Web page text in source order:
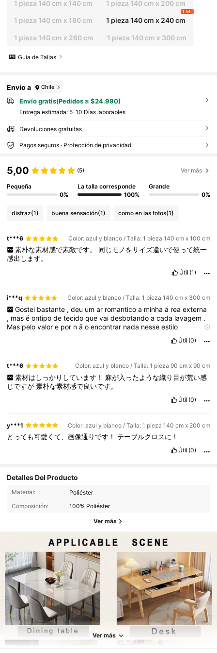
1 pieza 140 cm x 140 cm 1 pieza 140 cm x 200 cm
1 pieza 140 cm x 180 cm 1 pieza 140 cm x 240 cm
1 left
1 pieza 140 cm x 260 cm 1 pieza 140 cm x 300 cm
Guía de Tallas
Envío a Chile
Envío gratis(Pedidos ≥ $24.990)
Entrega estimada: 5-10 Días laborables
Devoluciones gratuitas
Pagos seguros · Protección de privacidad
5,00 (5) Ver más
Pequeña
0%
La talla corresponde
100%
Grande
0%
disfraz(1) buena sensación(1) como en las fotos(1)
t***6 Color: azul y blanco / Talla: 1 pieza 140 cm x 100 cm
素朴な素材感で素敵です。 同じモノをサイズ違いで使って統一
感出します。
Útil (1)
i***q Color: azul y blanco / Talla: 1 pieza 140 cm x 300 cm
Gostei bastante , deu um ar romantico a minha á rea externa
, maséontipodetecidoquevaidesbotandoacada lavagem .
Mas pelovalore por nãoencontrar nada nesseestilo
Útil (0)
t***6 Color: azul y blanco / Talla: 1 pieza 90 cm x 90 cm
素材はしっかりしています！ 麻が入ったような織り目が荒い感
じですが素朴な素材感で良いです。
Útil (0)
y***1 Color: azul y blanco / Talla: 1 pieza 140 cm x 200 cm
とっても可愛くて、画像通りです！ テーブルクロスに！
Útil (0)
Detalles Del Producto
Material:
Poliéster
Composición:
100% Poliéster
Ver más
Ver más
4,94 3.1K Seguidores
4,94 3.1K Seguidores